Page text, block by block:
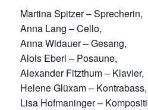
Martina Spitzer – Sprecherin,
Anna Lang – Cello,
Anna Widauer – Gesang,
Alois Eberl – Posaune,
Alexander Fitzthum – Klavier,
Helene Glüxam – Kontrabass,
Lisa Hofmaninger –